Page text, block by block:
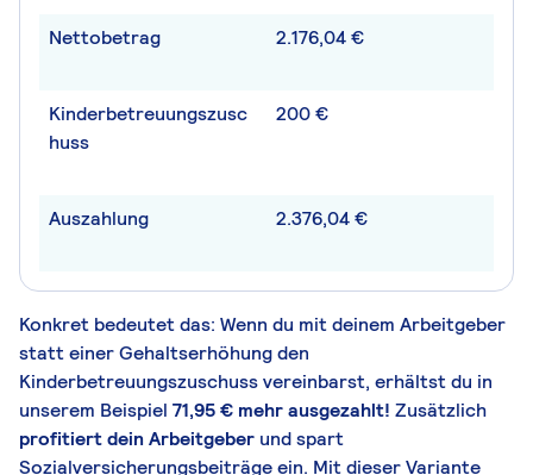
Nettobetrag 2.176,04 €
Kinderbetreuungszusc
huss
200 €
Auszahlung 2.376,04 €
Konkret bedeutet das: Wenn du mit deinem Arbeitgeber
statt einer Gehaltserhöhung den
Kinderbetreuungszuschuss vereinbarst, erhältst du in
unserem Beispiel 71,95 € mehr ausgezahlt! Zusätzlich
profitiert dein Arbeitgeber und spart
Sozialversicherungsbeiträge ein. Mit dieser Variante